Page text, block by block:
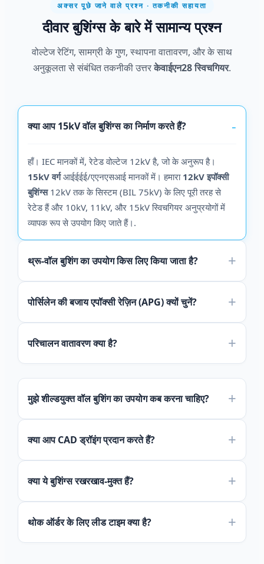
अक्सर पूछे जाने वाले प्रश्न · तकनीकी सहायता
दीवार बुशिंग्स के बारे में सामान्य प्रश्न
वोल्टेज रेटिंग, सामग्री के गुण, स्थापना वातावरण, और के साथ
अनुकूलता से संबंधित तकनीकी उत्तरकेवाईएन28 स्विचगियर.
क्या आप 15kV वॉल बुशिंग्स का निर्माण करते हैं?
हाँ। IEC मानकों में, रेटेड वोल्टेज 12kV है, जो के अनुरूप है।
15kV वर्गआईईईई/एएनएसआई मानकों में। हमारा 12kV इपॉक्सी
बुशिंग्स12kV तक के सिस्टम (BIL 75kV) के लिए पूरी तरह से
रेटेड हैं और 10kV, 11kV, और 15kV स्विचगियर अनुप्रयोगों में
व्यापक रूप से उपयोग किए जाते हैं।.
थ्रू-वॉल बुशिंग का उपयोग किस लिए किया जाता है?
पोर्सिलेन की बजाय एपॉक्सी रेज़िन (APG) क्यों चुनें?
परिचालन वातावरण क्या है?
मुझे शील्डयुक्त वॉल बुशिंग का उपयोग कब करना चाहिए?
क्या आप CAD ड्रॉइंग प्रदान करते हैं?
क्या ये बुशिंग्स रखरखाव-मुक्त हैं?
थोक ऑर्डर के लिए लीड टाइम क्या है?